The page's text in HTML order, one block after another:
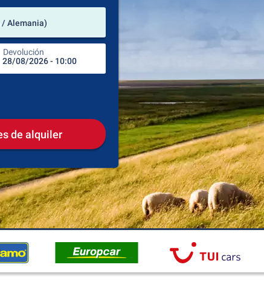
/ Alemania)
Devolución
Recogida
de alquiler